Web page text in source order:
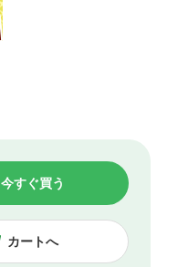
カートへ
今すぐ買う